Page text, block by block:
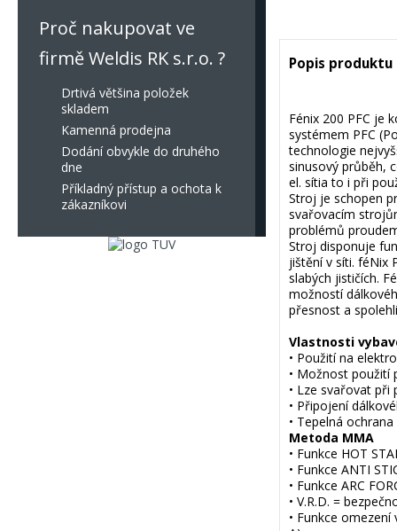
Proč nakupovat ve
firmě Weldis RK s.r.o. ?
Drtivá většina položek
skladem
Kamenná prodejna
Dodání obvykle do druhého
dne
Příkladný přístup a ochota k
zákazníkovi
Popis produktu
Fénix 200 PFC je
systémem PFC
technologie
sinusový průběh,
el. sítia to i při
Stroj je schopen
svařovacím
problémů
Stroj disponuje
jištění v síti. féNix
slabých jističích.
možností
přesnost a
Vlastnosti
• Použití na
• Možnost použití
• Lze svařovat při
• Připojení
• Tepelná
Metoda MMA
• Funkce HOT
• Funkce ANTI
• Funkce ARC
• V.R.D. =
• Funkce